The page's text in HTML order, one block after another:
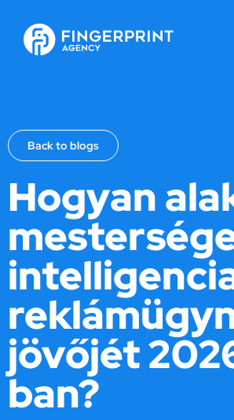
Back to blogs
Hogyan
jövőjét
ban?